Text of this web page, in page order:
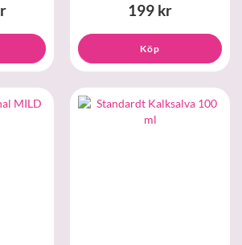
199 kr
Köp